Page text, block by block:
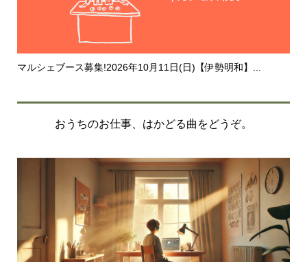
保護の契約を締結し、適正な取扱いが行われるよう管理・
監督いたします。
お預かりした個人情報は、必要な安全管理措置を講じ、漏
5.法令等の遵守
整備し、適切な運用が実施されるよう管理します。
6.継続的改善
事業内容の変化および事業を取り巻く社会環境・法令・情
報技術の変化等に対応して、個人情報取扱体制の見直しを
行い、継続的な改善に努めてまいります。
マルシェブース募集!2026年10月11日(日)【伊勢明和】...
おうちのお仕事、はかどる曲をどうぞ。